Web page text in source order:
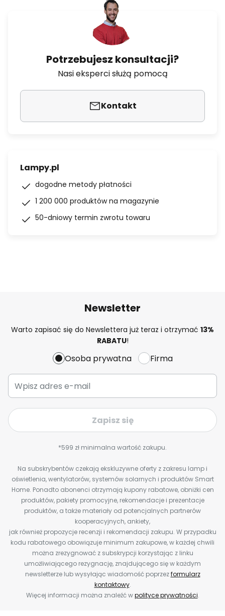
Potrzebujesz konsultacji?
Nasi eksperci służą pomocą
Kontakt
Lampy.pl
dogodne metody płatności
1 200 000 produktów na magazynie
50-dniowy termin zwrotu towaru
Newsletter
Warto zapisać się do Newslettera już teraz i otrzymać 13%
RABATU!
Osoba prywatna Firma
Zapisz się
*599 zł minimalna wartość zakupu.
Na subskrybentów czekają ekskluzywne oferty z zakresu lamp i
oświetlenia, wentylatorów, systemów solarnych i produktów Smart
Home. Ponadto abonenci otrzymają kupony rabatowe, obniżki cen
produktów, pakiety promocyjne, rekomendacje i prezentacje
produktów, a także materiały od potencjalnych partnerów
kooperacyjnych, ankiety,
jak również propozycje recenzji i rekomendacji zakupu. W przypadku
kodu rabatowego obowiązuje minimum zakupowe, w każdej chwili
można zrezygnować z subskrypcji korzystając z linku
umożliwiającego rezygnację, znajdującego się w każdym
newsletterze lub wysyłając wiadomość poprzezformularz
kontaktowy.
Więcej informacji można znaleźć wpolityce prywatności.